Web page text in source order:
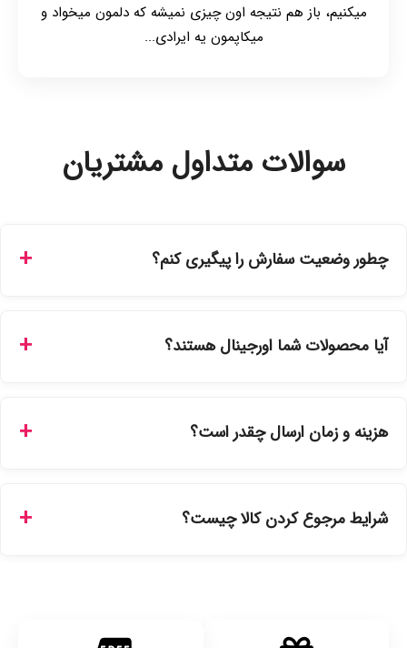
میکنیم، باز هم نتیجه اون چیزی نمیشه که دلمون میخواد و
میکاپمون یه ایرادی...
سوالات متداول مشتریان
چطور وضعیت سفارش را پیگیری کنم؟
سفارشات در سایت، وضعیت لحظه‌ای مرسوله را مشاهده کنید.
آیا محصولات شما اورجینال هستند؟
نمایندگی‌های معتبر تهیه شده و دارای بچ‌کد قابل استعلام هستند.
هزینه و زمان ارسال چقدر است؟
انتخاب کنید و برای شهرستان‌ها بین یک الی ۳ روز کاری از طریق
شرایط مرجوع کردن کالا چیست؟